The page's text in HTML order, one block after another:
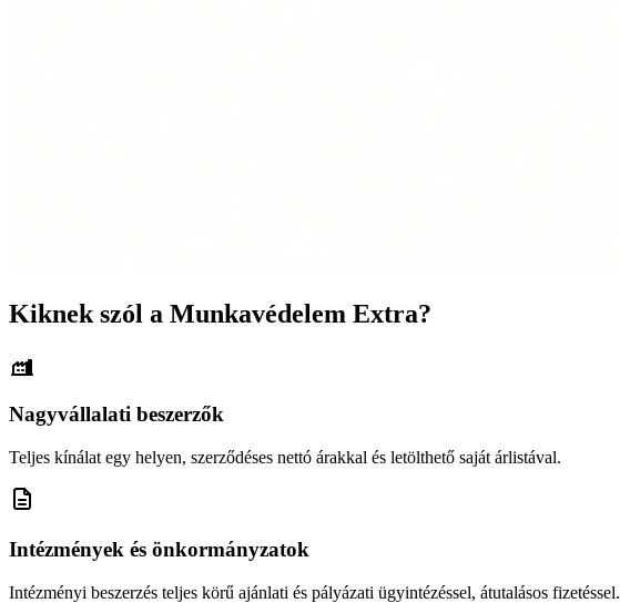
Kiknek szól a Munkavédelem Extra?
Nagyvállalati beszerzők
Teljes kínálat egy helyen, szerződéses nettó árakkal és letölthető saját árlistával.
Intézmények és önkormányzatok
Intézményi beszerzés teljes körű ajánlati és pályázati ügyintézéssel, átutalásos fizetéssel.